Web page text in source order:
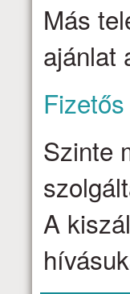
Más
ajánlat
Szinte
A